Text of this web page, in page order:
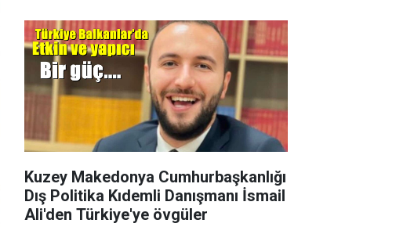
Kuzey Makedonya Cumhurbaşkanlığı
Dış Politika Kıdemli Danışmanı İsmail
Ali'den Türkiye'ye övgüler